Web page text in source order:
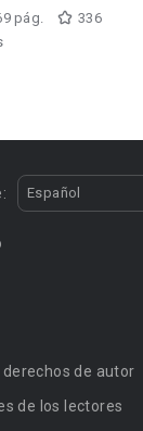
pág.
336
Español
de autor
de los lectores